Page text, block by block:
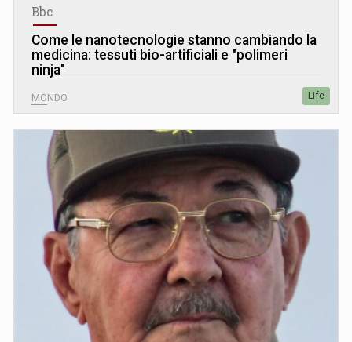
Bbc
Come le nanotecnologie stanno cambiando la
medicina: tessuti bio-artificiali e "polimeri
ninja"
MONDO Life